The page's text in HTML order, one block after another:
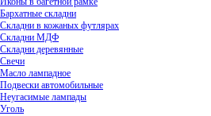
Бархатные складни
Складни в кожаных футлярах
Складни МДФ
Складни деревянные
Свечи
Масло лампадное
Подвески автомобильные
Неугасимые лампады
Уголь